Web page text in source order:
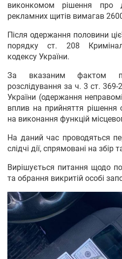
виконкомом рішення про
рекламних щитів вимагав
Після одержання половини
порядку ст. 208
кодексу України.
За вказаним фактом
розслідування за ч. 3 ст.
України (одержання
вплив на прийняття
на виконання функцій
На даний час проводяться
слідчі дії, спрямовані на збір
Вирішується питання щодо
та обрання викритій особі